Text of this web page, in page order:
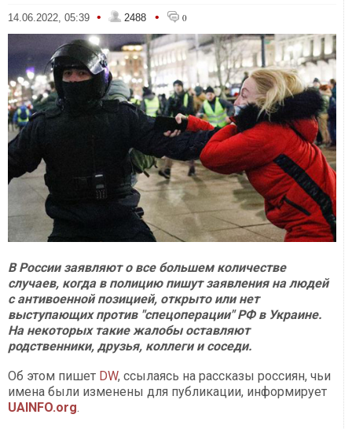
14.06.2022, 05:39 • 2488 • 0
В России заявляют о все большем количестве
случаев, когда в полицию пишут заявления на людей
с антивоенной позицией, открыто или нет
выступающих против "спецоперации" РФ в Украине.
На некоторых такие жалобы оставляют
родственники, друзья, коллеги и соседи.
Об этом пишет DW, ссылаясь на рассказы россиян, чьи
имена были изменены для публикации, информирует
UAINFO.org.